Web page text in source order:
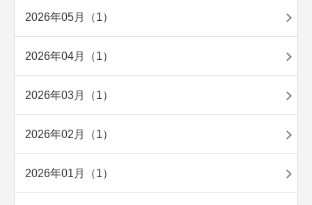
2026年05月（1）
2026年04月（1）
2026年03月（1）
2026年02月（1）
2026年01月（1）